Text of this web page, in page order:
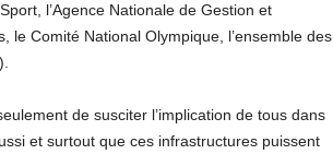
l’Agence Nationale de Gestion et
le Comité National Olympique, l’ensemble des
de susciter l’implication de tous dans
et surtout que ces infrastructures puissent